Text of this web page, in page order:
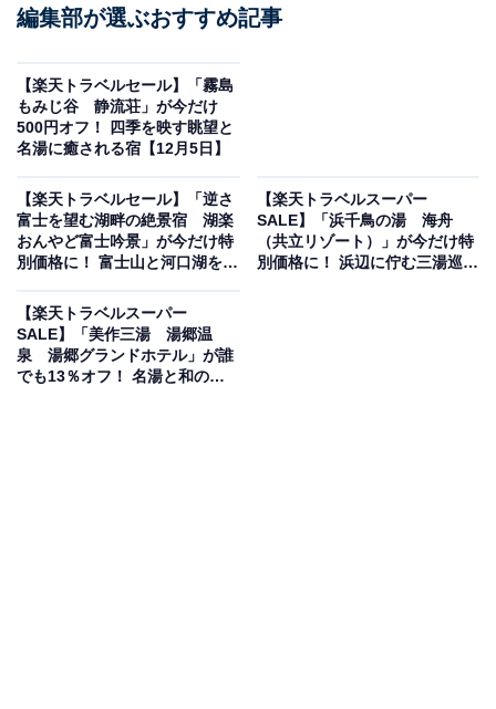
画像出典：楽天トラベル
しているのは、「つえたて温泉ひぜんや」です。
楽天トラベルでホテルを見る
編集部が選ぶおすすめ記事
【楽天トラベルセール】「霧島
もみじ谷 静流荘」が今だけ
500円オフ！ 四季を映す眺望と
名湯に癒される宿【12月5日】
【楽天トラベルセール】「逆さ
富士を望む湖畔の絶景宿 湖楽
おんやど富士吟景」が今だけ特
別価格に！ 富士山と河口湖を一
【楽天トラベルスーパー
SALE】「浜千鳥の湯 海舟
（共立リゾート）」が今だけ特
別価格に！ 浜辺に佇む三湯巡り
【楽天トラベルスーパー
SALE】「美作三湯 湯郷温
泉 湯郷グランドホテル」が誰
でも13％オフ！ 名湯と和の寛